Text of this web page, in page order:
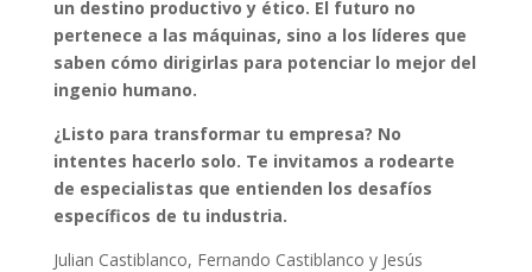
un destino productivo y ético. El futuro no
pertenece a las máquinas, sino a los líderes que
saben cómo dirigirlas para potenciar lo mejor del
ingenio humano.
¿Listo para transformar tu empresa? No
intentes hacerlo solo. Te invitamos a rodearte
de especialistas que entienden los desafíos
específicos de tu industria.
Julian Castiblanco, Fernando Castiblanco y Jesús